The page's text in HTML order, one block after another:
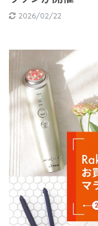
2026/02/22